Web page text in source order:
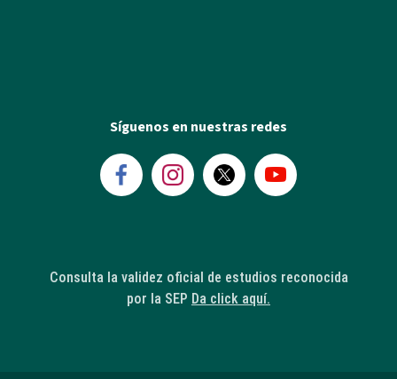
Síguenos en nuestras redes
Consulta la validez oficial de estudios reconocida
por la SEP Da click aquí.